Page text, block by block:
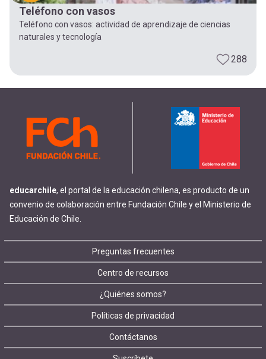
Teléfono con vasos
Teléfono con vasos: actividad de aprendizaje de ciencias
naturales y tecnología
288
educarchile, el portal de la educación chilena, es producto de un
convenio de colaboración entre Fundación Chile y el Ministerio de
Educación de Chile.
Footer
menu
Preguntas frecuentes
Centro de recursos
¿Quiénes somos?
Políticas de privacidad
Contáctanos